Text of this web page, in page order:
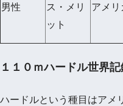
男性
ス・メリ
ット
アメリ
１１０ｍハードル世界
ハードルという種目はアメ